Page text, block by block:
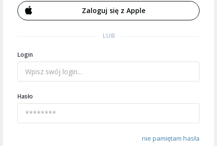
Zaloguj się z Apple
LUB
Login
Hasło
nie pamiętam hasła